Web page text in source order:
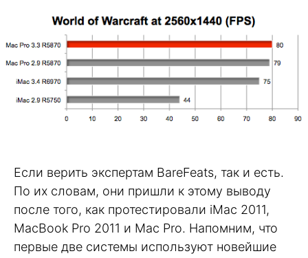
Если верить экспертам BareFeats, так и есть.
По их словам, они пришли к этому выводу
после того, как протестировали iMac 2011,
MacBook Pro 2011 и Mac Pro. Напомним, что
первые две системы используют новейшие